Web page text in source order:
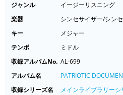
ジャンル
イージーリスニング
楽器
シンセサイザー/シン
キー
メジャー
テンポ
ミドル
収録アルバムNo. AL-699
アルバム名
PATRIOTIC
収録シリーズ名
メインライブラリーシ